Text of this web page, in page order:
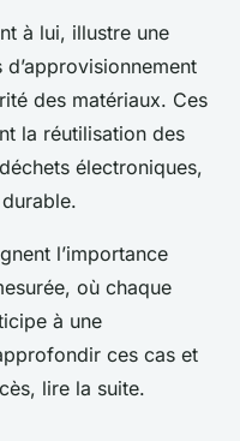
à lui, illustre une
des matériaux. Ces
la réutilisation des
électroniques,
l’importance
où chaque
à une
ces cas et
lire la suite.